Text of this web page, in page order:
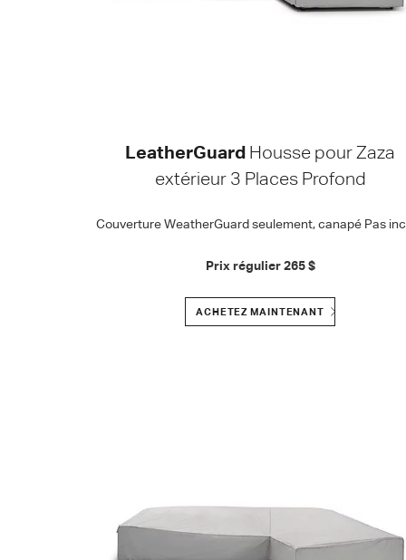
LeatherGuard Housse pour Zaza
extérieur 3 Places Profond
Couverture WeatherGuard seulement, canapé Pas
Prix régulier 265 $
ACHETEZ MAINTENANT